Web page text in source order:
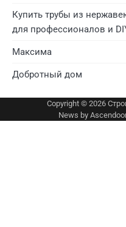
Купить трубы из
для профессионалов и
Максима
Добротный дом
Copyright © 2026
News by